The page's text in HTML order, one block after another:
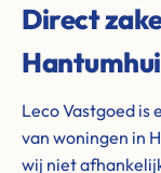
Direct
Leco Vastgoed
van woningen in
wij niet